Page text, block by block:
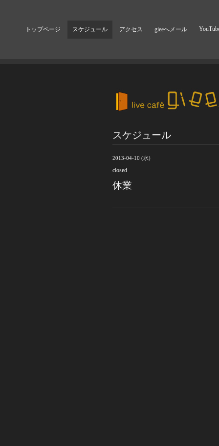
トップページ スケジュール アクセス gieeへメール
スケジュール
2013-04-10 (水)
closed
休業